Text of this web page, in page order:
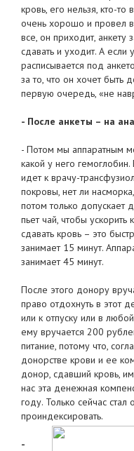
кровь, его нельзя, кто-
очень хорошо и провел
все, он приходит, анкету
сдавать и уходит. А если
расписывается под
за то, что он хочет быть
первую очередь, «не
- После анкеты – на
- Потом мы аппаратным
какой у него
идет к врачу-
покровы, нет ли
потом только допускает
пьет чай, чтобы ускорить
сдавать кровь – это
занимает 15 минут.
занимает 45 минут.
После этого донору
право отдохнуть в этот
или к отпуску или в
ему вручается 200
питание, потому что,
донорстве крови и ее
донор, сдавший кровь,
нас эта денежная
году. Только сейчас
проиндексировать.
-